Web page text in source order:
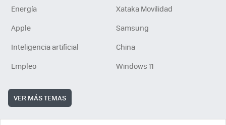
Energía
Xataka Movilidad
Apple
Samsung
Inteligencia artificial
China
Empleo
Windows 11
VER MÁS TEMAS